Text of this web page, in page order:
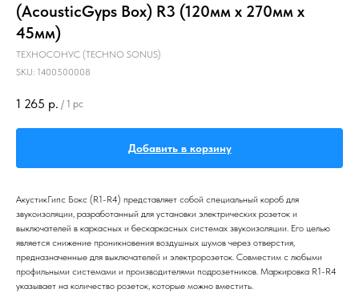
(AcousticGyps Box) R3 (120мм х 270мм х
45мм)
ТЕХНОСОНУС (TECHNO SONUS)
SKU: 1400500008
1 265 р. / 1 pc
Добавить в корзину
АкустикГипс Бокс (R1-R4) представляет собой специальный короб для
звукоизоляции, разработанный для установки электрических розеток и
выключателей в каркасных и бескаркасных системах звукоизоляции. Его целью
является снижение проникновения воздушных шумов через отверстия,
предназначенные для выключателей и электророзеток. Совместим с любыми
профильными системами и производителями подрозетников. Маркировка R1-R4
указывает на количество розеток, которые можно вместить.